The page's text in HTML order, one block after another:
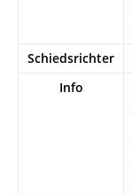
Schiedsrichter
Info